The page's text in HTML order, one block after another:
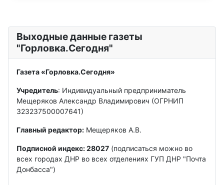
Выходные данные газеты
"Горловка.Сегодня"
Газета «Горловка.Сегодня»
Учредитель: Индивидуальный предприниматель
Мещеряков Александр Владимирович (ОГРНИП
323237500007641)
Главный редактор: Мещеряков А.В.
Подписной индекс: 28027 (подписаться можно во
всех городах ДНР во всех отделениях ГУП ДНР "Почта
Донбасса")